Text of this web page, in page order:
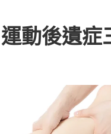
動後遺症